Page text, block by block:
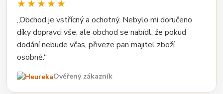
★★★★★
„Obchod je vstřícný a ochotný. Nebylo mi doručeno
díky dopravci vše, ale obchod se nabídl, že pokud
dodání nebude včas, přiveze pan majitel zboží
osobně.“
Ověřený zákazník